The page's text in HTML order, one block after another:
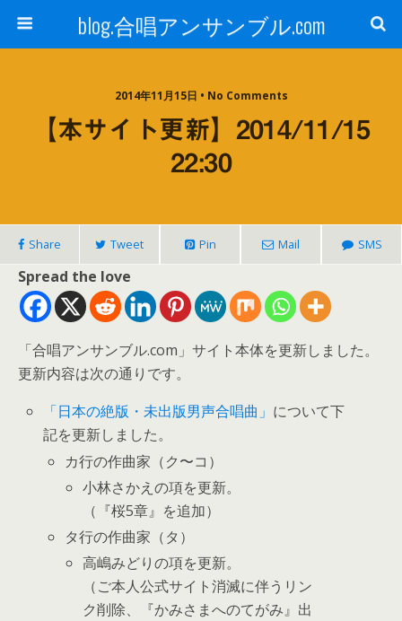
blog.合唱アンサンブル.com
2014年11月15日 • No Comments
【本サイト更新】2014/11/15
22:30
Share Tweet Pin Mail SMS
Spread the love
「合唱アンサンブル.com」サイト本体を更新しました。
更新内容は次の通りです。
「日本の絶版・未出版男声合唱曲」 について下
記を更新しました。
カ行の作曲家（ク〜コ）
小林さかえの項を更新。
（『桜5章』を追加）
タ行の作曲家（タ）
高嶋みどりの項を更新。
（ご本人公式サイト消滅に伴うリン
ク削除、『かみさまへのてがみ』出